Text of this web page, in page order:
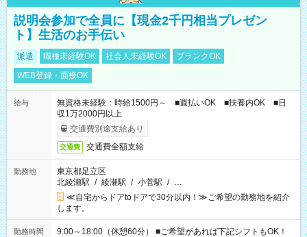
説明会参加で全員に【現金2千円相当プレゼン
ト】生活のお手伝い
派遣 職種未経験OK 社会人未経験OK
ブランクOK
WEB登録・面接OK
給与
無資格未経験：時給1500円～ ■週払いOK ■扶養内OK ■日
収1万2000円以上
交通費別途支給あり
交通費 交通費全額支給
勤務地
東京都足立区
北綾瀬駅 / 綾瀬駅 / 小菅駅 / …
≪自宅からドアtoドアで30分以内！≫ご希望の勤務地を紹介
します。
勤務時間
9:00～18:00（休憩60分） ■ご希望があれば下記シフトもOK！